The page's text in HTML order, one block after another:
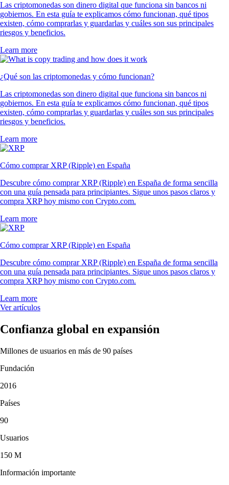
Las criptomonedas son dinero digital que funciona sin bancos ni
gobiernos. En esta guía te explicamos cómo funcionan, qué tipos
existen, cómo comprarlas y guardarlas y cuáles son sus principales
riesgos y beneficios.
Learn more
¿Qué son las criptomonedas y cómo funcionan?
Las criptomonedas son dinero digital que funciona sin bancos ni
gobiernos. En esta guía te explicamos cómo funcionan, qué tipos
existen, cómo comprarlas y guardarlas y cuáles son sus principales
riesgos y beneficios.
Learn more
Cómo comprar XRP (Ripple) en España
Descubre cómo comprar XRP (Ripple) en España de forma sencilla
con una guía pensada para principiantes. Sigue unos pasos claros y
compra XRP hoy mismo con Crypto.com.
Learn more
Cómo comprar XRP (Ripple) en España
Descubre cómo comprar XRP (Ripple) en España de forma sencilla
con una guía pensada para principiantes. Sigue unos pasos claros y
compra XRP hoy mismo con Crypto.com.
Learn more
Ver artículos
Confianza global en expansión
Millones de usuarios en más de 90 países
Fundación
2016
Países
90
Usuarios
150 M
Información importante